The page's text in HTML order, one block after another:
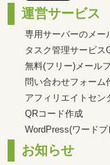
運営サービス
専用サーバーのメー
タスク管理サービス
無料(フリー)メール
問い合わせフォーム
アフィリエイトセン
QRコード作成
WordPress(ワード
お知らせ